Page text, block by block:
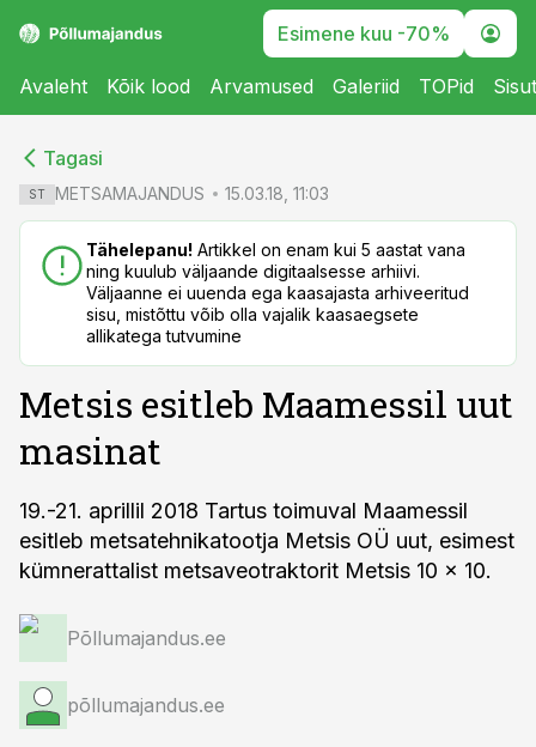
Esimene kuu -70%
Avaleht Kõik lood Arvamused Galeriid TOPid
Tagasi
ST METSAMAJANDUS 15.03.18, 11:03
Tähelepanu! Artikkel on enam kui 5 aastat vana
ning kuulub väljaande digitaalsesse arhiivi.
Väljaanne ei uuenda ega kaasajasta arhiveeritud
sisu, mistõttu võib olla vajalik kaasaegsete
allikatega tutvumine
Metsis esitleb Maamessil uut
masinat
19.-21. aprillil 2018 Tartus toimuval Maamessil
esitleb metsatehnikatootja Metsis OÜ uut, esimest
kümnerattalist metsaveotraktorit Metsis 10 x 10.
Põllumajandus.ee
põllumajandus.ee